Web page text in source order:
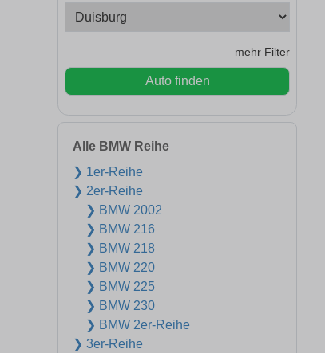
mehr Filter
Auto finden
Alle BMW Reihe
❯ 1er-Reihe
❯ 2er-Reihe
❯ BMW 2002
❯ BMW 216
❯ BMW 218
❯ BMW 220
❯ BMW 225
❯ BMW 230
❯ BMW 2er-Reihe
❯ 3er-Reihe